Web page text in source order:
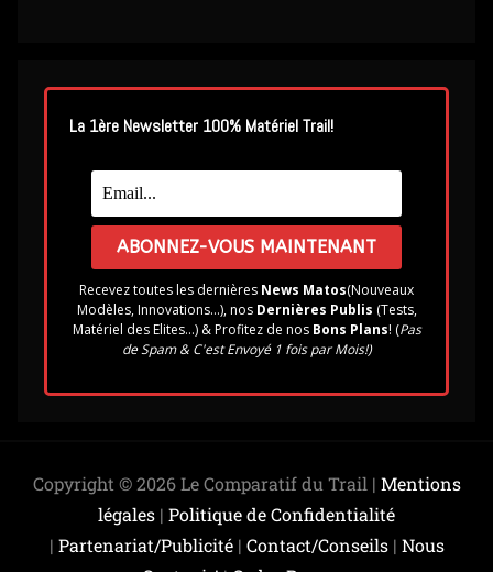
La 1ère Newsletter 100% Matériel Trail!
Recevez toutes les dernières News Matos(Nouveaux
Modèles, Innovations...), nosDernières Publis (Tests,
Matériel des Elites...) & Profitez de nosBons Plans! (Pas
de Spam & C'est Envoyé 1 fois par Mois!)
Copyright © 2026 Le Comparatif du Trail | Mentions
légales | Politique de Confidentialité
| Partenariat/Publicité| Contact/Conseils | Nous